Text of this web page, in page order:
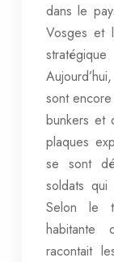
dans le
Vosges et
sont
bunkers et
plaques
se sont
soldats
Selon le
habitante
racontait